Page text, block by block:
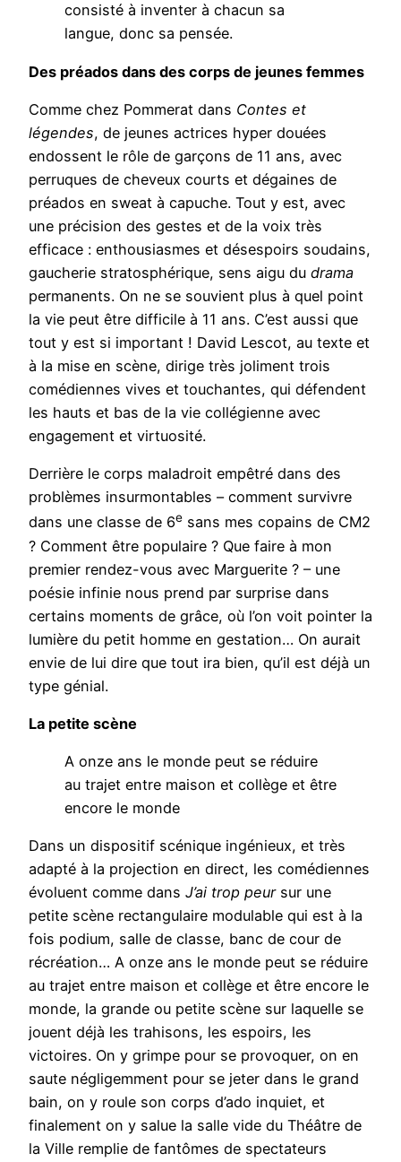
consisté à inventer à chacun sa
langue, donc sa pensée.
Des préados dans des corps de jeunes femmes
Comme chez Pommerat dans Contes et
légendes, de jeunes actrices hyper douées
endossent le rôle de garçons de 11 ans, avec
perruques de cheveux courts et dégaines de
préados en sweat à capuche. Tout y est, avec
une précision des gestes et de la voix très
efficace : enthousiasmes et désespoirs soudains,
gaucherie stratosphérique, sens aigu du drama
permanents. On ne se souvient plus à quel point
la vie peut être difficile à 11 ans. C’est aussi que
tout y est si important ! David Lescot, au texte et
à la mise en scène, dirige très joliment trois
comédiennes vives et touchantes, qui défendent
les hauts et bas de la vie collégienne avec
engagement et virtuosité.
Derrière le corps maladroit empêtré dans des
problèmes insurmontables – comment survivre
dans une classe de 6e sans mes copains de CM2
? Comment être populaire ? Que faire à mon
premier rendez-vous avec Marguerite ? – une
poésie infinie nous prend par surprise dans
certains moments de grâce, où l’on voit pointer la
lumière du petit homme en gestation… On aurait
envie de lui dire que tout ira bien, qu’il est déjà un
type génial.
La petite scène
A onze ans le monde peut se réduire
au trajet entre maison et collège et être
encore le monde
Dans un dispositif scénique ingénieux, et très
adapté à la projection en direct, les comédiennes
évoluent comme dans J’ai trop peursur une
petite scène rectangulaire modulable qui est à la
fois podium, salle de classe, banc de cour de
récréation… A onze ans le monde peut se réduire
au trajet entre maison et collège et être encore le
monde, la grande ou petite scène sur laquelle se
jouent déjà les trahisons, les espoirs, les
victoires. On y grimpe pour se provoquer, on en
saute négligemment pour se jeter dans le grand
bain, on y roule son corps d’ado inquiet, et
finalement on y salue la salle vide du Théâtre de
la Ville remplie de fantômes de spectateurs